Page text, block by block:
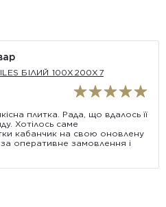
БІЛИЙ 100X200X7
плитка. Рада, що вдалось її
Хотілось саме
кабанчик на свою оновлену
оперативне замовлення і